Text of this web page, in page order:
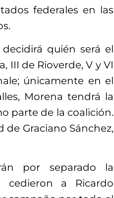
federales en las
quién será el
III de Rioverde, V y VI
únicamente en el
Morena tendrá la
parte de la coalición.
de Graciano Sánchez,
por separado la
cedieron a Ricardo